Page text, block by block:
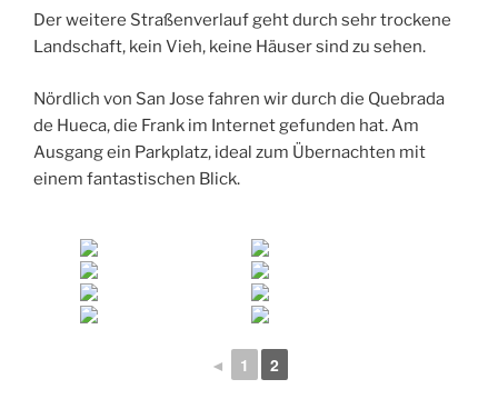
Der weitere Straßenverlauf geht durch sehr trockene
Landschaft, kein Vieh, keine Häuser sind zu sehen.
Nördlich von San Jose fahren wir durch die Quebrada
de Hueca, die Frank im Internet gefunden hat. Am
Ausgang ein Parkplatz, ideal zum Übernachten mit
einem fantastischen Blick.
◄ 1 2